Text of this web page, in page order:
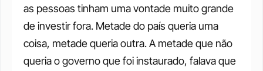
as pessoas tinham uma vontade muito grande
de investir fora. Metade do país queria uma
coisa, metade queria outra. A metade que não
queria o governo que foi instaurado, falava que